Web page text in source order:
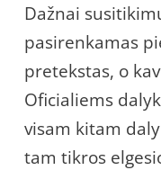
Dažnai
pasirenkamas
pretekstas, o
Oficialiems
visam kitam
tam tikros